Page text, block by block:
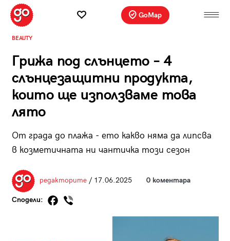
GoMap
BEAUTY
Грижа под слънцето – 4
слънцезащитни продукта,
които ще използваме това
лято
От града до плажа - ето какво няма да липсва
в козметичната ни чантичка този сезон
редакторите/ 17.06.2025 0 коментара
Сподели: